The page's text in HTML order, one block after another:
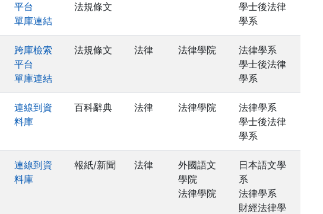
平台
單庫連結
法規條文
學士後法律
學系
跨庫檢索
平台
單庫連結
法規條文 法律 法律學院
法律學系
學士後法律
學系
連線到資
料庫
百科辭典 法律 法律學院
法律學系
學士後法律
學系
連線到資
料庫
報紙/新聞 法律
外國語文
學院
法律學院
日本語文學
系
法律學系
財經法律學